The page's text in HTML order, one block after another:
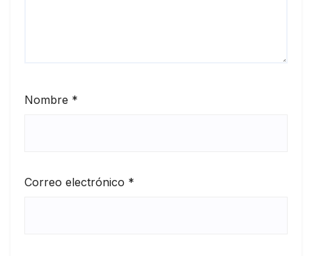
Nombre *
Correo electrónico *